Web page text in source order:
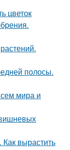
цветок
полосы.
мира и
вырастить